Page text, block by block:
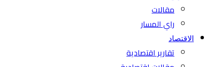
مقالات
راي المسار
الاقتصاد
تقارير اقتصادية